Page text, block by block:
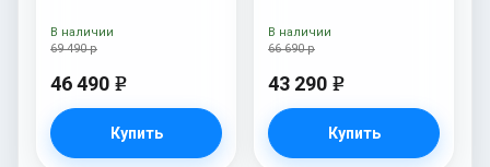
69 490 р
46 490 e
Купить
В наличии
66 690 р
43 290 e
Купить
В наличии